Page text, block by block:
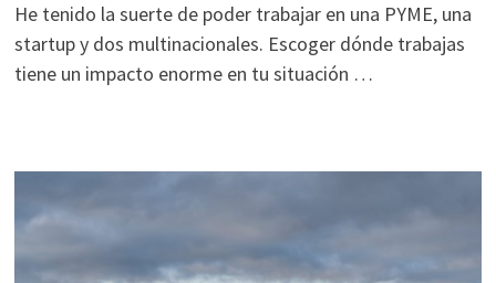
He tenido la suerte de poder trabajar en una PYME, una
startup y dos multinacionales. Escoger dónde trabajas
tiene un impacto enorme en tu situación …